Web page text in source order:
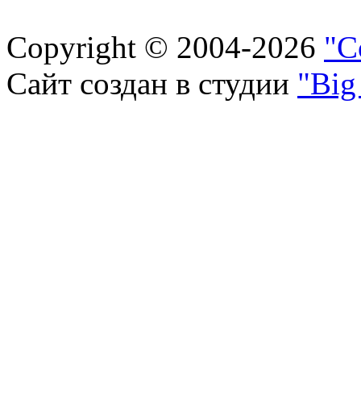
Copyright © 2004-2026
Сайт создан в студии